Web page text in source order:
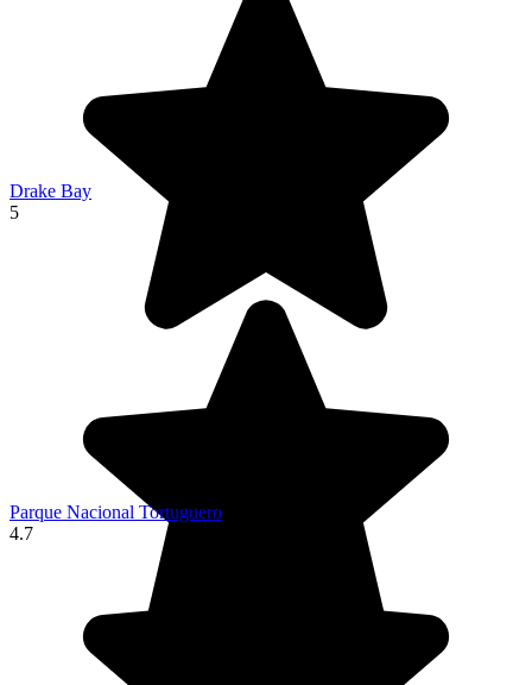
Drake Bay
5
Parque Nacional Tortuguero
4.7